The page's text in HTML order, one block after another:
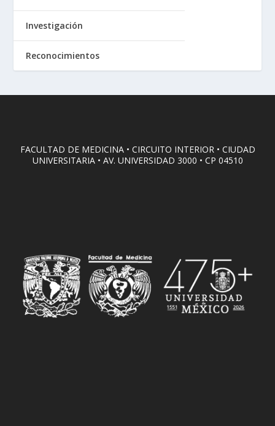
Investigación
Reconocimientos
FACULTAD DE MEDICINA • CIRCUITO INTERIOR • CIUDAD
UNIVERSITARIA • AV. UNIVERSIDAD 3000 • CP 04510